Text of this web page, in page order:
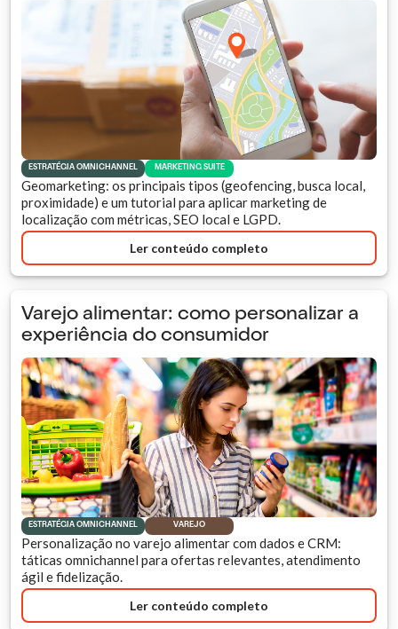
ESTRATÉGIA OMNICHANNEL MARKETING SUITE
Geomarketing: os principais tipos (geofencing, busca local,
proximidade) e um tutorial para aplicar marketing de
localização com métricas, SEO local e LGPD.
Ler conteúdo completo
Varejo alimentar: como personalizar a
experiência do consumidor
ESTRATÉGIA OMNICHANNEL VAREJO
Personalização no varejo alimentar com dados e CRM:
táticas omnichannel para ofertas relevantes, atendimento
ágil e fidelização.
Ler conteúdo completo